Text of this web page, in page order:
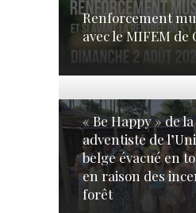
Renforcement
avec le MIFEM
« Be Happy » de
adventiste de
belge évacué en
en raison des
forêt